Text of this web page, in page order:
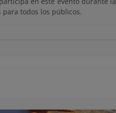
todos los públicos.